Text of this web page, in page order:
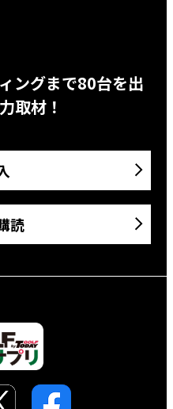
ングまで80台を出
取材！
読